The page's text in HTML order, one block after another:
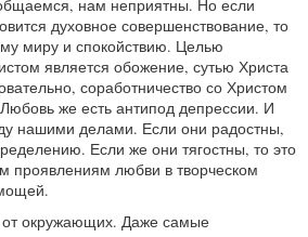
нам неприятны. Но если
духовное совершенствование, то
миру и спокойствию. Целью
является обожение, сутью Христа
соработничество со Христом
же есть антипод депрессии. И
нашими делами. Если они радостны,
Если же они тягостны, то это
проявлениям любви в творческом
окружающих. Даже самые